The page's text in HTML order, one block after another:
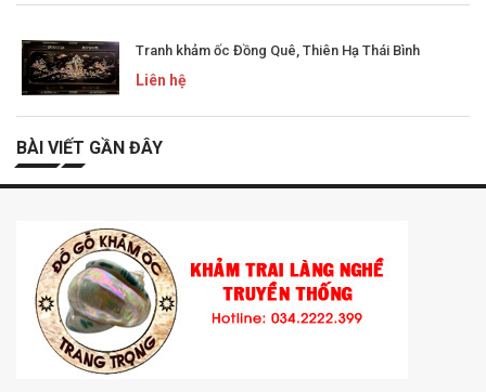
Tranh khảm ốc Đồng Quê, Thiên Hạ Thái Bình
Liên hệ
BÀI VIẾT GẦN ĐÂY